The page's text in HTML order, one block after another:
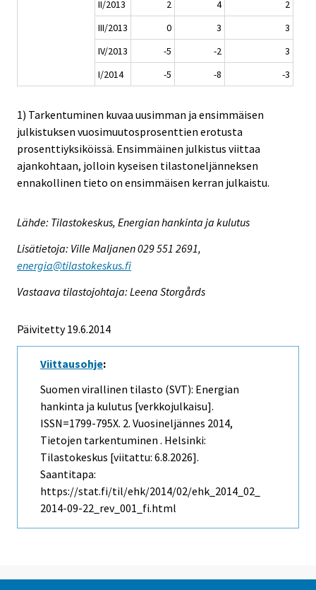
II/2013
2 4
2
III/2013
0 3
3
IV/2013
-5 -2
3
I/2014
-5 -8 -3
1) Tarkentuminen kuvaa uusimman ja ensimmäisen
julkistuksen vuosimuutosprosenttien erotusta
prosenttiyksiköissä. Ensimmäinen julkistus viittaa
ajankohtaan, jolloin kyseisen tilastoneljänneksen
ennakollinen tieto on ensimmäisen kerran julkaistu.
Lähde: Tilastokeskus, Energian hankinta ja kulutus
Lisätietoja: Ville Maljanen 029 551 2691,
energia@tilastokeskus.fi
Vastaava tilastojohtaja: Leena Storgårds
Päivitetty 19.6.2014
Viittausohje:
Suomen virallinen tilasto (SVT): Energian
hankinta ja kulutus [verkkojulkaisu].
ISSN=1799-795X. 2. Vuosineljännes 2014,
Tietojen tarkentuminen . Helsinki:
Tilastokeskus [viitattu: 6.8.2026].
Saantitapa:
https://stat.fi/til/ehk/2014/02/ehk_2014_02_
2014-09-22_rev_001_fi.html